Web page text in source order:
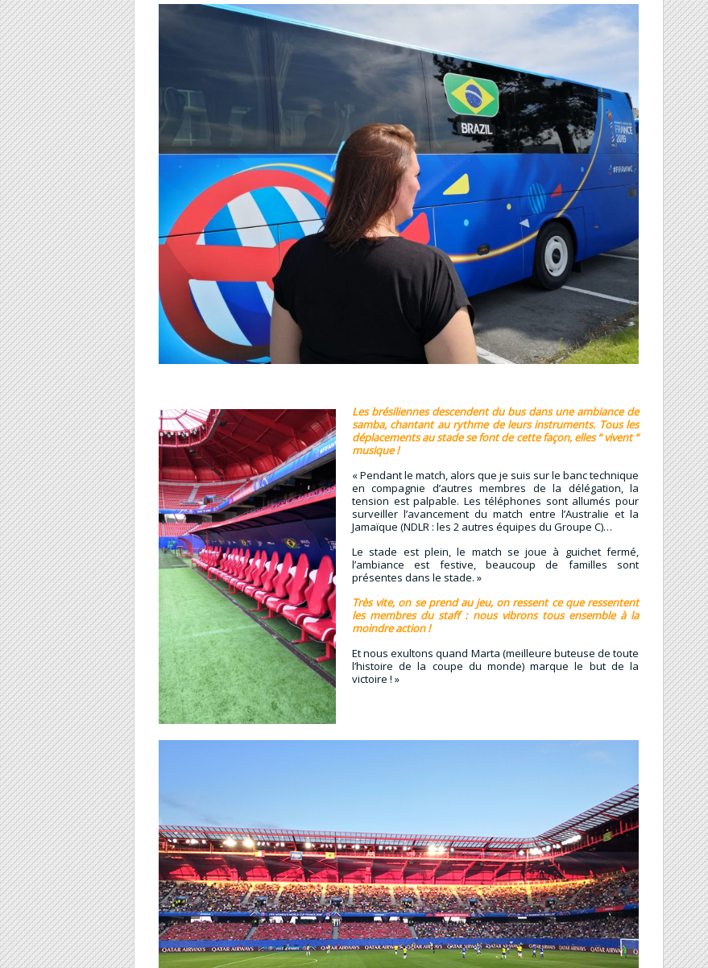
Les brésiliennes descendent du bus dans une ambiance de
samba, chantant au rythme de leurs instruments. Tous les
déplacements au stade se font de cette façon, elles “ vivent “
musique !
« Pendant le match, alors que je suis sur le banc technique
en compagnie d’autres membres de la délégation, la
tension est palpable. Les téléphones sont allumés pour
surveiller l’avancement du match entre l’Australie et la
Jamaïque (NDLR : les 2 autres équipes du Groupe C)…
Le stade est plein, le match se joue à guichet fermé,
l’ambiance est festive, beaucoup de familles sont
présentes dans le stade. »
Très vite, on se prend au jeu, on ressent ce que ressentent
les membres du staff : nous vibrons tous ensemble à la
moindre action !
Et nous exultons quand Marta (meilleure buteuse de toute
l’histoire de la coupe du monde) marque le but de la
victoire ! »